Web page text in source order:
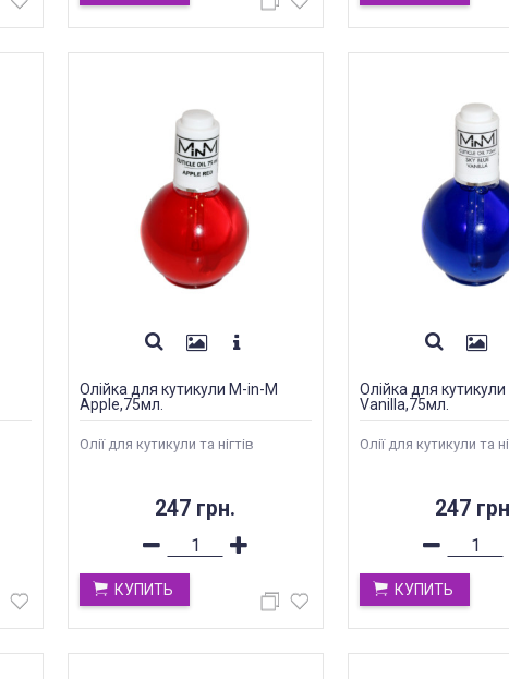
Олійка для кутикули M-in-M
Apple,75мл.
Олії для кутикули та нігтів
247 грн.
КУПИТЬ
Олійка для
Vanilla,75мл.
Олії для кутикули та
247
КУПИТЬ